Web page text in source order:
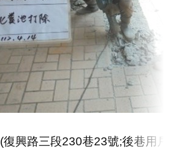
(復興路三段230巷23號;後巷用戶